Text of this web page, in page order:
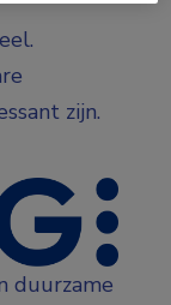
zijn.
duurzame